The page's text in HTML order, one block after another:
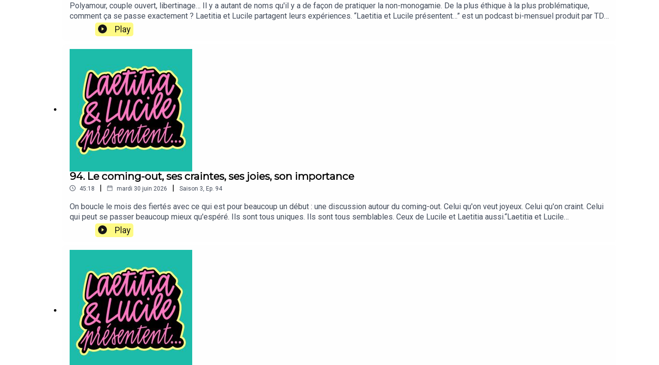
Polyamour, couple ouvert, libertinage… Il y a autant de noms qu'il y a de façon de pratiquer la non-monogamie. De la plus éthique à la plus problématique,
comment ça se passe exactement ? Laetitia et Lucile partagent leurs expériences. “Laetitia et Lucile présentent…” est un podcast bi-mensuel produit par TDA
Prod. Il est présenté par Lucile Bellan et Laetitia Reboulleau, et réalisé par Benjamin Saeptem Hours.
Play
94. Le coming-out, ses craintes, ses joies, son importance
45:18 | mardi 30 juin 2026 | Saison 3 Ep. 94
On boucle le mois des fiertés avec ce qui est pour beaucoup un début : une discussion autour du coming-out. Celui qu'on veut joyeux. Celui qu'on craint. Celui
qui peut se passer beaucoup mieux qu'espéré. Ils sont tous uniques. Ils sont tous semblables. Ceux de Lucile et Laetitia aussi.“Laetitia et Lucile
présentent…” est un podcast bi-mensuel produit par TDA Prod. Il est présenté par Lucile Bellan et Laetitia Reboulleau, et réalisé par Benjamin Saeptem Hours.
Play